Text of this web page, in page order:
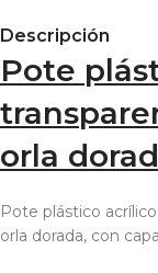
Descripción
Pote
orla
Pote plástico
orla dorada, con